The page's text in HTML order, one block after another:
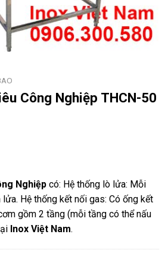
Công Nghiệp THCN-50
Nghiệp có: Hệ thống lò lửa: Mỗi
Hệ thống kết nối gas: Có ống kết
gồm 2 tầng (mỗi tầng có thể nấu
Inox Việt Nam.